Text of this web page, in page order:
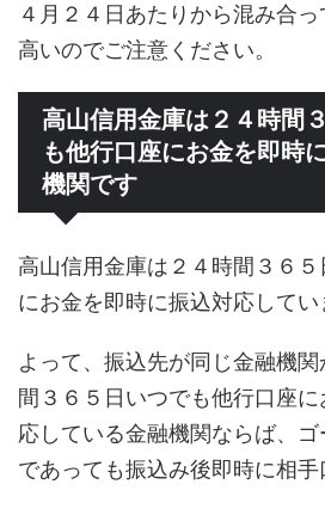
４月２４日あたりから混み合
高いのでご注意ください。
高山信用金庫は２４時間
も他行口座にお金を即時
機関です
高山信用金庫は２４時間３６
にお金を即時に振込対応してい
よって、振込先が同じ金融機
間３６５日いつでも他行口座
応している金融機関ならば、
であっても振込み後即時に相手